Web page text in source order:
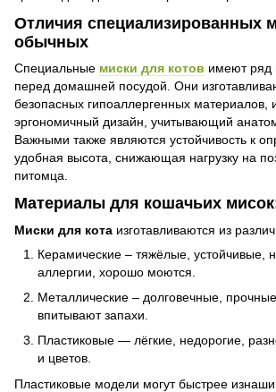
Отличия специализированных
обычных
Специальные миски для котов имеют ряд
перед домашней посудой. Они
безопасных гипоаллергенных материалов,
эргономичный дизайн, учитывающий
Важными также являются устойчивость к
удобная высота, снижающая нагрузку на
питомца.
Материалы для кошачьих
Миски для кота изготавливаются из
Керамические – тяжёлые, устойчивые,
аллергии, хорошо моются.
Металлические – долговечные,
впитывают запахи.
Пластиковые — лёгкие, недорогие,
и цветов.
Пластиковые модели могут быстрее